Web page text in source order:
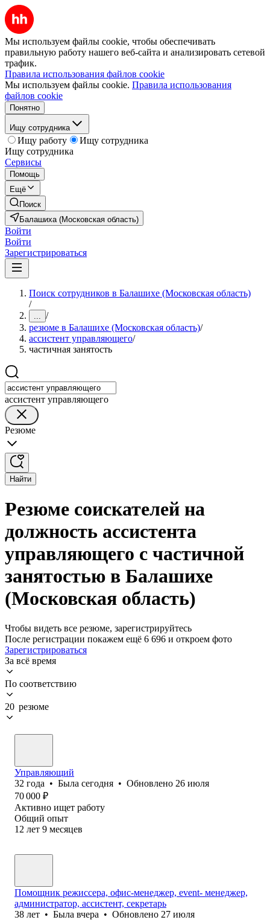
Мы используем файлы cookie, чтобы обеспечивать
правильную работу нашего веб-сайта и анализировать сетевой
трафик.
Правила использования файлов cookie
Мы используем файлы cookie. Правила использования
файлов cookie
Понятно
Ищу сотрудника
Ищу работу
Ищу сотрудника
Ищу сотрудника
Сервисы
Помощь
Ещё
Поиск
Балашиха (Московская область)
Войти
Войти
Зарегистрироваться
Поиск сотрудников в Балашихе (Московская область)
/
... /
резюме в Балашихе (Московская область)/
ассистент управляющего/
частичная занятость
ассистент управляющего
Резюме
Найти
Резюме соискателей на
должность ассистента
управляющего с частичной
занятостью в Балашихе
(Московская область)
Чтобы видеть все резюме, зарегистрируйтесь
После регистрации покажем ещё 6 696 и откроем фото
Зарегистрироваться
За всё время
По соответствию
20 резюме
Управляющий
32 года • Была сегодня • Обновлено 26 июля
70 000 ₽
Активно ищет работу
Общий опыт
12 лет 9 месяцев
Помощник режиссера, офис-менеджер, event- менеджер,
администратор, ассистент, секретарь
38 лет • Была вчера • Обновлено 27 июля